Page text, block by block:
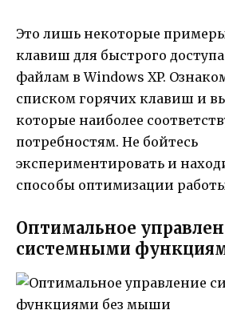
Это лишь некоторые
клавиш для быстрого
файлам в Windows XP.
списком горячих клавиш и
которые наиболее
потребностям. Не бойтесь
экспериментировать и
способы оптимизации
Оптимальное
системными